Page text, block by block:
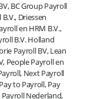
BC Group Payroll
Driessen
en HRM B.V.,
B.V. Holland
Payroll BV, Lean
People Payroll en
Next Payroll
to Payroll, Pay
Payroll Nederland,